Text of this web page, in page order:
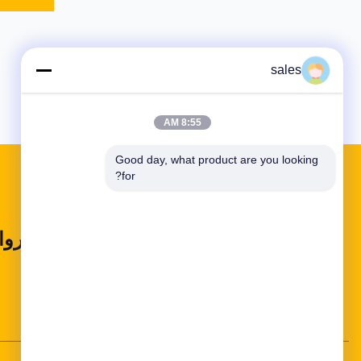
sales
8:55 AM
Good day, what product are you looking
for?